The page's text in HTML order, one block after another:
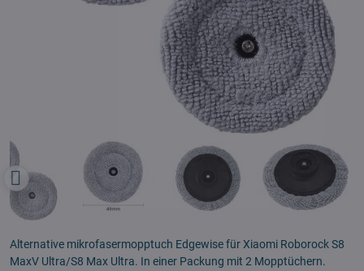
Alternative mikrofasermopptuch Edgewise für Xiaomi Roborock S8
MaxV Ultra/S8 Max Ultra. In einer Packung mit 2 Mopptüchern.